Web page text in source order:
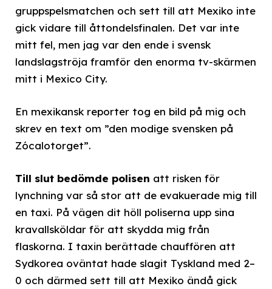
gruppspelsmatchen och sett till att Mexiko inte
gick vidare till åttondelsfinalen. Det var inte
mitt fel, men jag var den ende i svensk
landslagströja framför den enorma tv-skärmen
mitt i Mexico City.
En mexikansk reporter tog en bild på mig och
skrev en text om ”den modige svensken på
Zócalotorget”.
Till slut bedömde polisen att risken för
lynchning var så stor att de evakuerade mig till
en taxi. På vägen dit höll poliserna upp sina
kravallsköldar för att skydda mig från
flaskorna. I taxin berättade chauffören att
Sydkorea oväntat hade slagit Tyskland med 2–
0 och därmed sett till att Mexiko ändå gick